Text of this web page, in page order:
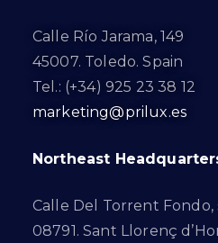
Calle Río Jarama, 149
45007. Toledo. Spain
Tel.: (+34) 925 23 38 12
marketing@prilux.es
Northeast
Calle Del Torrent Fondo,
08791. Sant Llorenç